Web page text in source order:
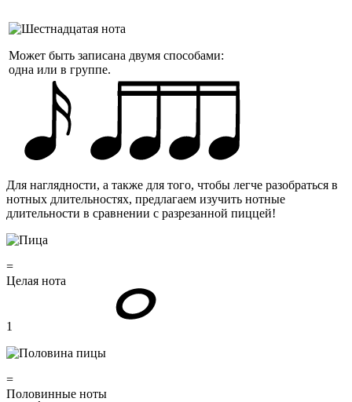
Может быть записана двумя способами:
одна или в группе.
Для наглядности, а также для того, чтобы легче разобраться в
нотных длительностях, предлагаем изучить нотные
длительности в сравнении с разрезанной пиццей!
=
Целая нота
1
=
Половинные ноты